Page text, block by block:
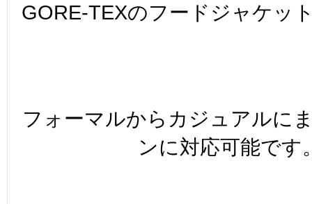
GORE-TEXのフードジャケッ
フォーマルからカジュアルに
ンに対応可能です